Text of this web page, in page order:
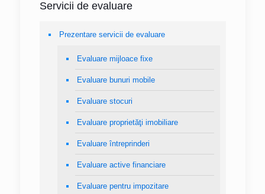
Servicii de evaluare
Prezentare servicii de evaluare
Evaluare mijloace fixe
Evaluare bunuri mobile
Evaluare stocuri
Evaluare proprietăţi imobiliare
Evaluare întreprinderi
Evaluare active financiare
Evaluare pentru impozitare